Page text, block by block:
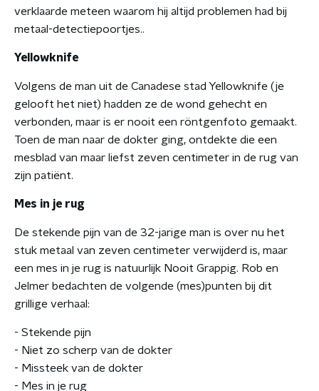
verklaarde meteen waarom hij altijd problemen had bij
metaal-detectiepoortjes..
Yellowknife
Volgens de man uit de Canadese stad Yellowknife (je
gelooft het niet) hadden ze de wond gehecht en
verbonden, maar is er nooit een röntgenfoto gemaakt.
Toen de man naar de dokter ging, ontdekte die een
mesblad van maar liefst zeven centimeter in de rug van
zijn patiënt.
Mes in je rug
De stekende pijn van de 32-jarige man is over nu het
stuk metaal van zeven centimeter verwijderd is, maar
een mes in je rug is natuurlijk Nooit Grappig. Rob en
Jelmer bedachten de volgende (mes)punten bij dit
grillige verhaal:
- Stekende pijn
- Niet zo scherp van de dokter
- Missteek van de dokter
- Mes in je rug